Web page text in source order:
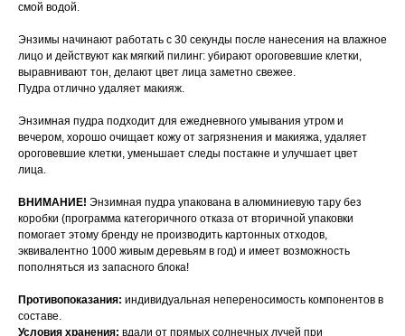
смой водой.
Энзимы начинают работать с 30 секунды после нанесения на влажное
лицо и действуют как мягкий пилинг: убирают ороговевшие клетки,
выравнивают тон, делают цвет лица заметно свежее.
Пудра отлично удаляет макияж.
Энзимная пудра подходит для ежедневного умывания утром и
вечером, хорошо очищает кожу от загрязнения и макияжа, удаляет
ороговевшие клетки, уменьшает следы постакне и улучшает цвет
лица.
ВНИМАНИЕ! Энзимная пудра упакована в алюминиевую тару без
коробки (программа категоричного отказа от вторичной упаковки
помогает этому бренду не производить картонных отходов,
эквивалентно 1000 живым деревьям в год) и имеет возможность
пополняться из запасного блока!
Противопоказания: индивидуальная непереносимость компонентов в
составе.
Условия хранения: вдали от прямых солнечных лучей при